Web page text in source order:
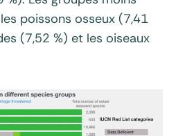
poissons osseux (7,41
(7,52 %) et les oiseaux